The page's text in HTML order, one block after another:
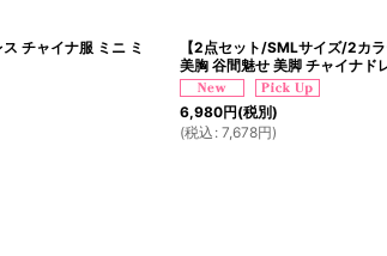
チャイナ服 ミニ ミ
【2点セット/SMLサイズ/2カ
美胸 谷間魅せ 美脚 チャイナド
6,980円(税別)
(税込 : 7,678円)